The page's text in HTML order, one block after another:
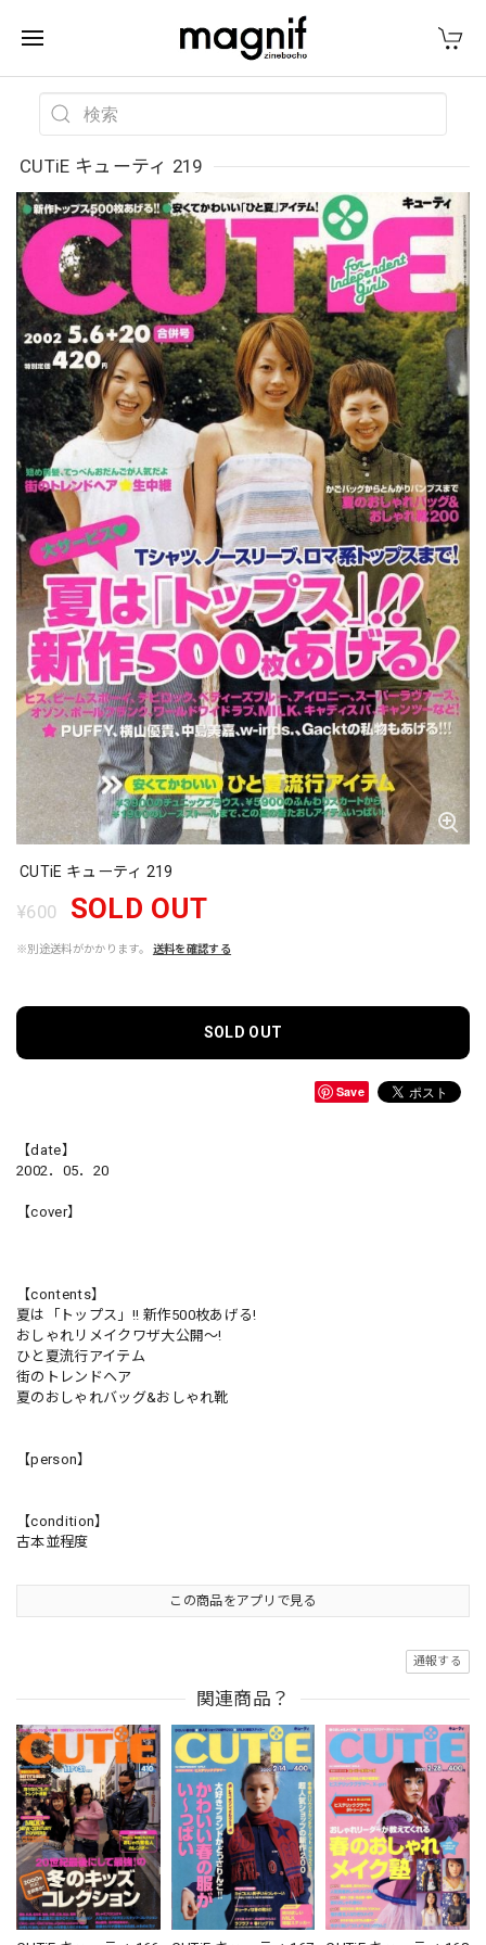
CUTiE キューティ 219
CUTiE キューティ 219
¥600 SOLD OUT
※別途送料がかかります。 送料を確認する
SOLD OUT
Save
【date】
2002．05．20
【cover】
【contents】
夏は「トップス」!! 新作500枚あげる!
おしゃれリメイクワザ大公開～!
ひと夏流行アイテム
街のトレンドヘア
夏のおしゃれバッグ&おしゃれ靴
【person】
【condition】
古本並程度
この商品をアプリで見る
通報する
関連商品？